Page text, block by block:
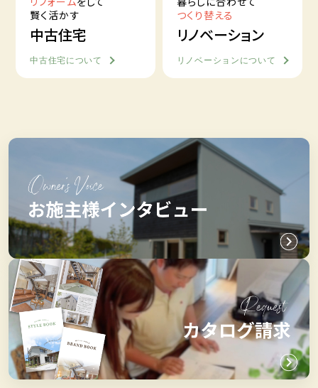
賢く活かす
中古住宅
中古住宅について
つくり替える
リノベーション
リノベーションについて